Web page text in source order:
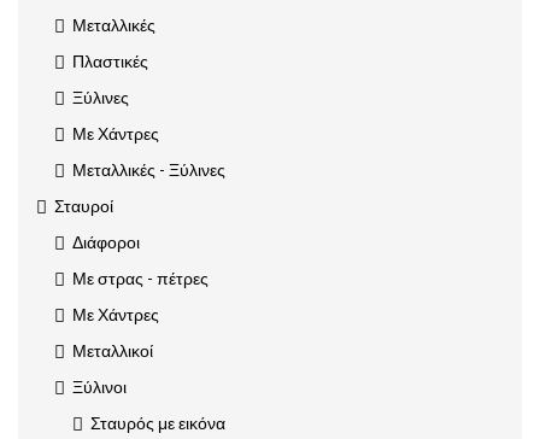
Μεταλλικές
Πλαστικές
Ξύλινες
Με Χάντρες
Μεταλλικές - Ξύλινες
Σταυροί
Διάφοροι
Με στρας - πέτρες
Με Χάντρες
Μεταλλικοί
Ξύλινοι
Σταυρός με εικόνα